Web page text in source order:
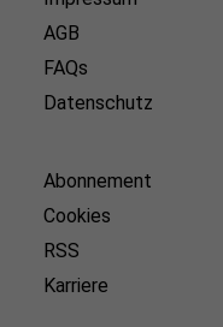
AGB
FAQs
Datenschutz
Abonnement
Cookies
RSS
Karriere